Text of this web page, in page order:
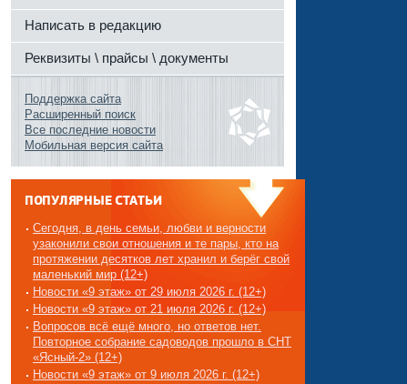
Написать в редакцию
Реквизиты \ прайсы \ документы
Поддержка сайта
Расширенный поиск
Все последние новости
Мобильная версия сайта
ПОПУЛЯРНЫЕ СТАТЬИ
Сегодня, в день семьи, любви и верности
узаконили свои отношения и те пары, кто на
протяжении десятков лет хранил и берёг свой
маленький мир (12+)
Новости «9 этаж» от 29 июля 2026 г. (12+)
Новости «9 этаж» от 21 июля 2026 г. (12+)
Вопросов всё ещё много, но ответов нет.
Повторное собрание садоводов прошло в СНТ
«Ясный-2» (12+)
Новости «9 этаж» от 9 июля 2026 г. (12+)